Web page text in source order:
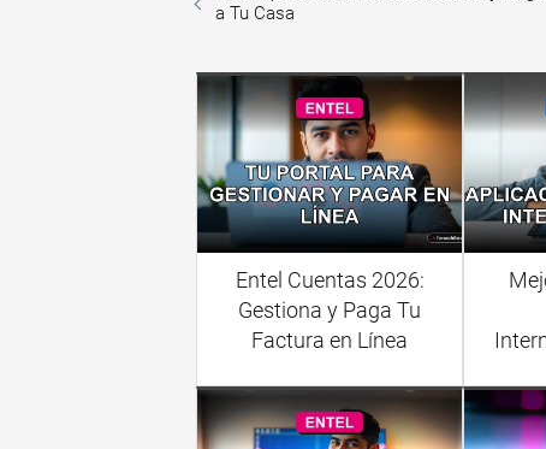
a Tu Casa
Entel Cuentas 2026:
Gestiona y Paga Tu
Factura en Línea